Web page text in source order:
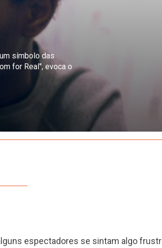
símbolo das
for Real", evoca o
espectadores se sintam algo